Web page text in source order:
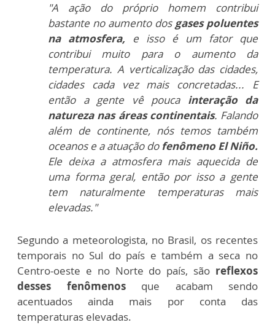
"A ação do próprio homem contribui
bastante no aumento dos gases poluentes
na atmosfera, e isso é um fator que
contribui muito para o aumento da
temperatura. A verticalização das cidades,
cidades cada vez mais concretadas... E
então a gente vê pouca interação da
natureza nas áreas continentais. Falando
além de continente, nós temos também
oceanos e a atuação dofenômeno El Niño.
Ele deixa a atmosfera mais aquecida de
uma forma geral, então por isso a gente
tem naturalmente temperaturas mais
elevadas."
Segundo a meteorologista, no Brasil, os recentes
temporais no Sul do país e também a seca no
Centro-oeste e no Norte do país, são reflexos
desses fenômenosque acabam sendo
acentuados ainda mais por conta das
temperaturas elevadas.